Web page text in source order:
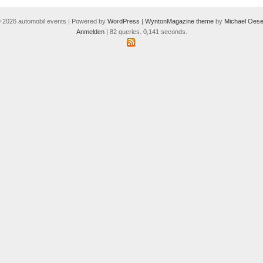
2026 automobil events | Powered by WordPress | WyntonMagazine theme by Michael
Anmelden| 82 queries. 0,141 seconds.